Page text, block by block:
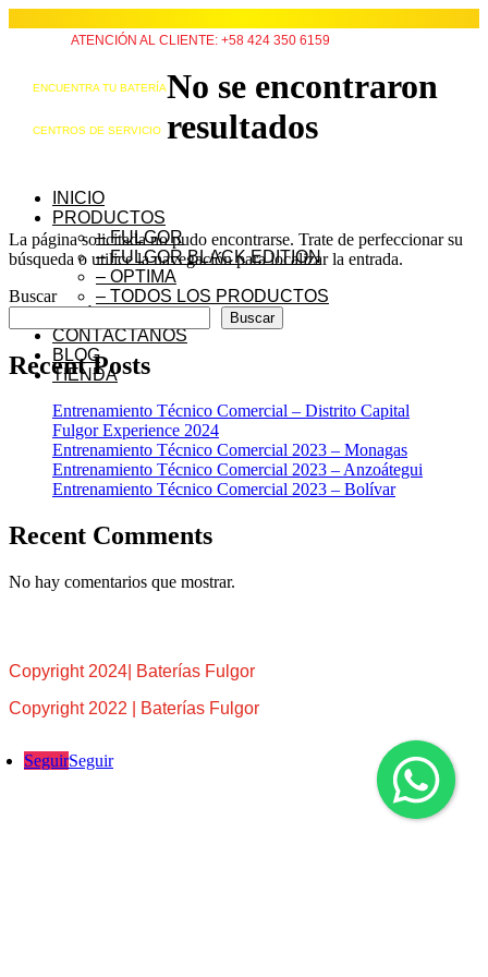
ATENCIÓN AL CLIENTE: +58 424 350 6159
ENCUENTRA TU BATERÍA
CENTROS DE SERVICIO
INICIO
PRODUCTOS
– FULGOR
– FULGOR BLACK EDITION
– OPTIMA
– TODOS LOS PRODUCTOS
CONTÁCTANOS
BLOG
TIENDA
No se encontraron
resultados
La página solicitada no pudo encontrarse. Trate de perfeccionar su
búsqueda o utilice la navegación para localizar la entrada.
Buscar
Buscar
Recent Posts
Entrenamiento Técnico Comercial – Distrito Capital
Fulgor Experience 2024
Entrenamiento Técnico Comercial 2023 – Monagas
Entrenamiento Técnico Comercial 2023 – Anzoátegui
Entrenamiento Técnico Comercial 2023 – Bolívar
Recent Comments
No hay comentarios que mostrar.
Copyright 2024| Baterías Fulgor
Copyright 2022 | Baterías Fulgor
SeguirSeguir